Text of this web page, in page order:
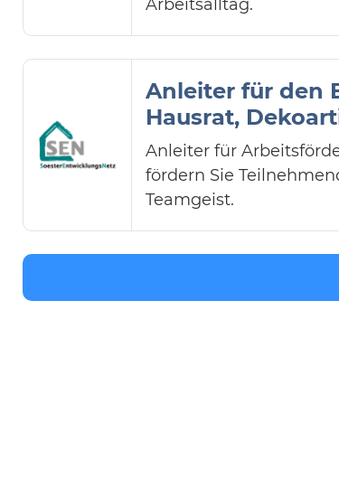
Arbeitsalltag.
Anleiter für den
Hausrat,
Anleiter für
fördern Sie
Teamgeist.